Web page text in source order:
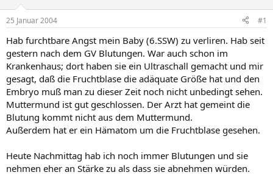
e
r
t
a
m
25 Januar 2004 #1
Hab furchtbare Angst mein Baby (6.SSW) zu verliren. Hab seit
gestern nach dem GV Blutungen. War auch schon im
Krankenhaus; dort haben sie ein Ultraschall gemacht und mir
gesagt, daß die Fruchtblase die adäquate Größe hat und den
Embryo muß man zu dieser Zeit noch nicht unbedingt sehen.
Muttermund ist gut geschlossen. Der Arzt hat gemeint die
Blutung kommt nicht aus dem Muttermund.
Außerdem hat er ein Hämatom um die Fruchtblase gesehen.
Heute Nachmittag hab ich noch immer Blutungen und sie
nehmen eher an Stärke zu als dass sie abnehmen würden.